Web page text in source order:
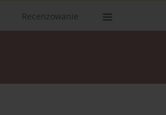
Recenzowanie